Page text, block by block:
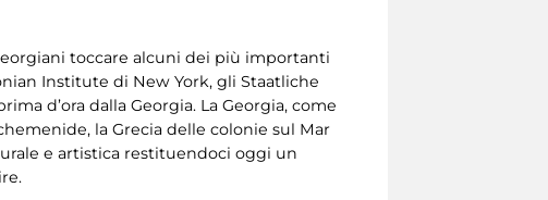
toccare alcuni dei più importanti
Institute di New York, gli Staatliche
d’ora dalla Georgia. La Georgia, come
la Grecia delle colonie sul Mar
e artistica restituendoci oggi un